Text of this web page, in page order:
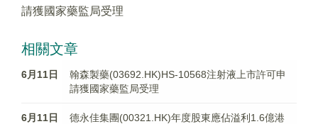
請獲國家藥監局受理
相關文章
6月11日
翰森製藥(03692.HK)HS-10568注射液上市許可申
請獲國家藥監局受理
6月11日
德永佳集團(00321.HK)年度股東應佔溢利1.6億港